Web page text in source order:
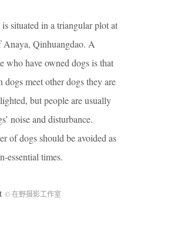
situated in a triangular plot at
Anaya, Qinhuangdao. A
who have owned dogs is that
meet other dogs they are
but people are usually
noise and disturbance.
of dogs should be avoided as
essential times.
© 在野摄影工作室